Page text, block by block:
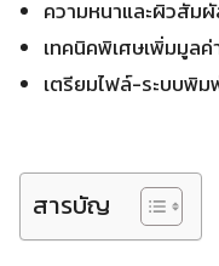
ความหนาและผิวสัม
เทคนิคพิเศษเพิ่มมูล
เตรียมไฟล์-ระบบพิ
สารบัญ